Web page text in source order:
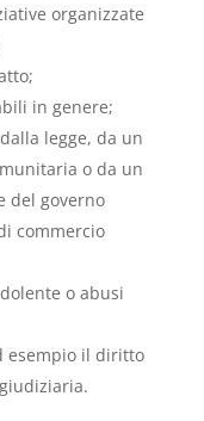
organizzate
in genere;
legge, da un
o da un
del governo
commercio
o abusi
esempio il diritto